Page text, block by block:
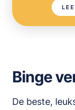
Binge
De beste,